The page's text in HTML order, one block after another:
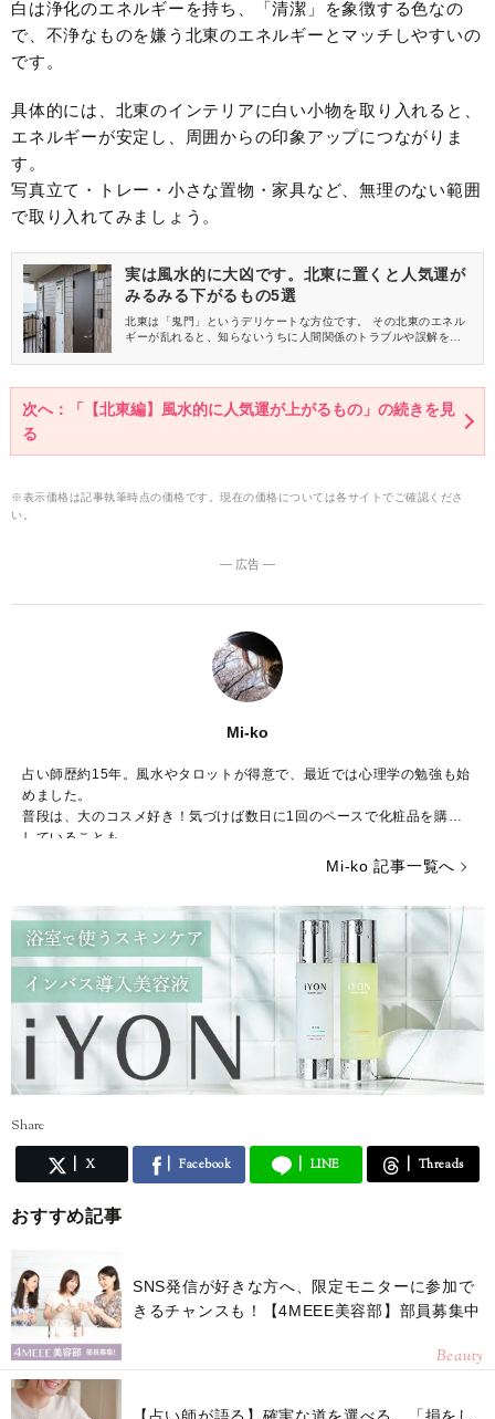
白は浄化のエネルギーを持ち、「清潔」を象徴する色なの
で、不浄なものを嫌う北東のエネルギーとマッチしやすいの
です。
具体的には、北東のインテリアに白い小物を取り入れると、
エネルギーが安定し、周囲からの印象アップにつながりま
す。
写真立て・トレー・小さな置物・家具など、無理のない範囲
で取り入れてみましょう。
実は風水的に大凶です。北東に置くと人気運が
みるみる下がるもの5選
北東は「鬼門」というデリケートな方位です。 その北東のエネル
ギーが乱れると、知らないうちに人間関係のトラブルや誤解を招
は、北東にあると人気運が下がるものをご紹介しますので、チェ
次へ：「【北東編】風水的に人気運が上がるもの」の続きを見
る
※表示価格は記事執筆時点の価格です。現在の価格については各サイトでご確認くださ
い。
― 広告 ―
Mi-ko
占い師歴約15年。風水やタロットが得意で、最近では心理学の勉強も始
めました。
普段は、大のコスメ好き！気づけば数日に1回のペースで化粧品を購入
していることも……。
ストレスが多い今の時代……癒やしが欲しいという方のために、のんび
りした海辺の街からみなさんの心を少しだけ暖かくする言葉をお届けで
Mi-ko 記事一覧へ
Share
X Facebook LINE Threads
おすすめ記事
SNS発信が好きな方へ、限定モニターに参加で
きるチャンスも！【4MEEE美容部】部員募集中
Beauty
【占い師が語る】確実な道を選べる。「損をし